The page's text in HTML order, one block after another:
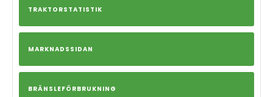
TRAKTORSTATISTIK
MARKNADSSIDAN
BRÄNSLEFÖRBRUKNING